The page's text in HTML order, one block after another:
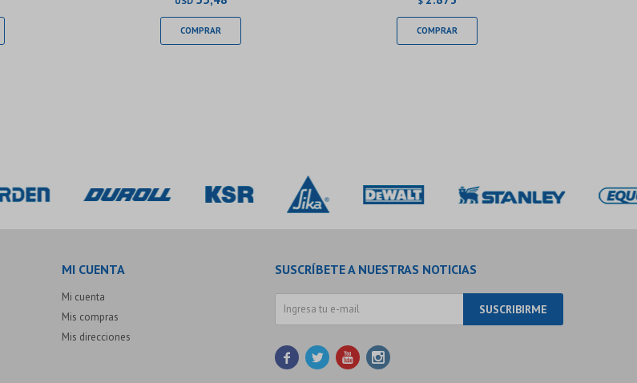
MI CUENTA
Mi cuenta
Mis compras
Mis direcciones
SUSCRÍBETE A NUESTRAS NOTICIAS
SUSCRIBIRME
   